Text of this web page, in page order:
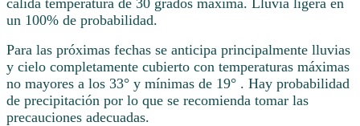
un 100% de probabilidad.
Para las próximas fechas se anticipa principalmente lluvias
y cielo completamente cubierto con temperaturas máximas
no mayores a los 33° y mínimas de 19° . Hay probabilidad
de precipitación por lo que se recomienda tomar las
precauciones adecuadas.